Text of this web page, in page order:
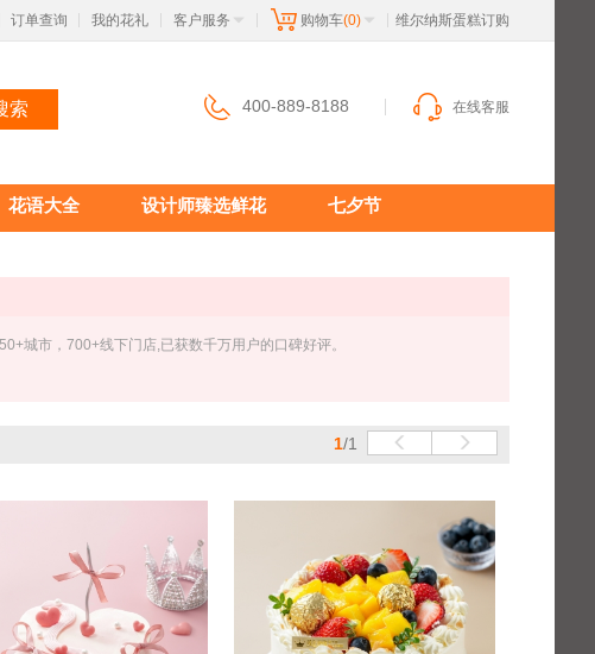
订单查询 我的花礼 客户服务 购物车(0) 维尔纳斯蛋糕订购
索 400-889-8188 在线客服
花语大全 设计师臻选鲜花 七夕节
城市，700+线下门店,已获数千万用户的口碑好评。
1/1